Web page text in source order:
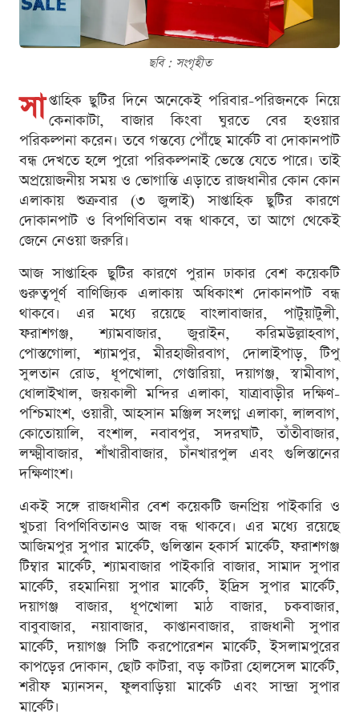
ছবি : সংগৃহীত
সা প্তাহিক ছুটির দিনে অনেকেই পরিবার-পরিজনকে নিয়ে
কেনাকাটা, বাজার কিংবা ঘুরতে বের হওয়ার
পরিকল্পনা করেন। তবে গন্তব্যে পৌঁছে মার্কেট বা দোকানপাট
বন্ধ দেখতে হলে পুরো পরিকল্পনাই ভেস্তে যেতে পারে। তাই
অপ্রয়োজনীয় সময় ও ভোগান্তি এড়াতে রাজধানীর কোন কোন
এলাকায় শুক্রবার (৩ জুলাই) সাপ্তাহিক ছুটির কারণে
দোকানপাট ও বিপণিবিতান বন্ধ থাকবে, তা আগে থেকেই
জেনে নেওয়া জরুরি।
আজ সাপ্তাহিক ছুটির কারণে পুরান ঢাকার বেশ কয়েকটি
গুরুত্বপূর্ণ বাণিজ্যিক এলাকায় অধিকাংশ দোকানপাট বন্ধ
থাকবে। এর মধ্যে রয়েছে বাংলাবাজার, পাটুয়াটুলী,
ফরাশগঞ্জ, শ্যামবাজার, জুরাইন, করিমউল্লাহবাগ,
পোস্তগোলা, শ্যামপুর, মীরহাজীরবাগ, দোলাইপাড়, টিপু
সুলতান রোড, ধূপখোলা, গেণ্ডারিয়া, দয়াগঞ্জ, স্বামীবাগ,
ধোলাইখাল, জয়কালী মন্দির এলাকা, যাত্রাবাড়ীর দক্ষিণ-
পশ্চিমাংশ, ওয়ারী, আহসান মঞ্জিল সংলগ্ন এলাকা, লালবাগ,
কোতোয়ালি, বংশাল, নবাবপুর, সদরঘাট, তাঁতীবাজার,
লক্ষ্মীবাজার, শাঁখারীবাজার, চাঁনখারপুল এবং গুলিস্তানের
দক্ষিণাংশ।
একই সঙ্গে রাজধানীর বেশ কয়েকটি জনপ্রিয় পাইকারি ও
খুচরা বিপণিবিতানও আজ বন্ধ থাকবে। এর মধ্যে রয়েছে
আজিমপুর সুপার মার্কেট, গুলিস্তান হকার্স মার্কেট, ফরাশগঞ্জ
টিম্বার মার্কেট, শ্যামবাজার পাইকারি বাজার, সামাদ সুপার
মার্কেট, রহমানিয়া সুপার মার্কেট, ইদ্রিস সুপার মার্কেট,
দয়াগঞ্জ বাজার, ধূপখোলা মাঠ বাজার, চকবাজার,
বাবুবাজার, নয়াবাজার, কাপ্তানবাজার, রাজধানী সুপার
মার্কেট, দয়াগঞ্জ সিটি করপোরেশন মার্কেট, ইসলামপুরের
কাপড়ের দোকান, ছোট কাটরা, বড় কাটরা হোলসেল মার্কেট,
শরীফ ম্যানসন, ফুলবাড়িয়া মার্কেট এবং সান্দ্রা সুপার
মার্কেট।